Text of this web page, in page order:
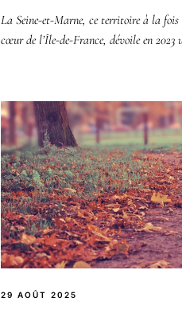
La Seine-et-Marne, ce territoire à la
cœur de l’Île-de-France, dévoile en 2023
29 AOÛT 2025